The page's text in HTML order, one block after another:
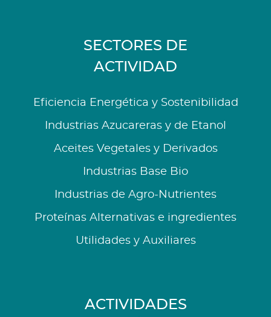
SECTORES DE
ACTIVIDAD
Eficiencia Energética y Sostenibilidad
Industrias Azucareras y de Etanol
Aceites Vegetales y Derivados
Industrias Base Bio
Industrias de Agro-Nutrientes
Proteínas Alternativas e ingredientes
Utilidades y Auxiliares
ACTIVIDADES